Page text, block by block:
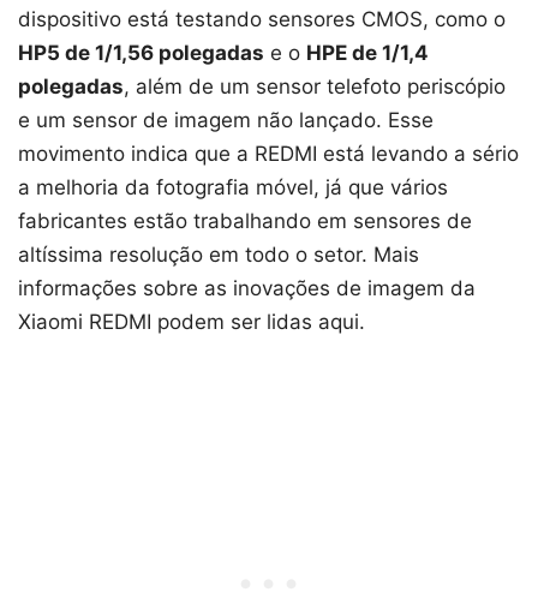
dispositivo está testando sensores CMOS, como o
HP5 de 1/1,56 polegadas e o HPE de 1/1,4
polegadas, além de um sensor telefoto periscópio
e um sensor de imagem não lançado. Esse
movimento indica que a REDMI está levando a sério
a melhoria da fotografia móvel, já que vários
fabricantes estão trabalhando em sensores de
altíssima resolução em todo o setor. Mais
informações sobre as inovações de imagem da
Xiaomi REDMI podem ser lidas aqui.